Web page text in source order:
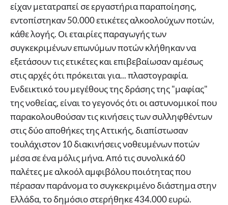
είχαν μετατραπεί σε εργαστήρια παραποίησης,
εντοπίστηκαν 50.000 ετικέτες αλκοολούχων ποτών,
κάθε λογής. Οι εταιρίες παραγωγής των
συγκεκριμένων επωνύμων ποτών κλήθηκαν να
εξετάσουν τις ετικέτες και επιβεβαίωσαν αμέσως
στις αρχές ότι πρόκειται για... πλαστογραφία.
Ενδεικτικό του μεγέθους της δράσης της "μαφίας"
της νοθείας, είναι το γεγονός ότι οι αστυνομικοί που
παρακολουθούσαν τις κινήσεις των συλληφθέντων
στις δύο αποθήκες της Αττικής, διαπίστωσαν
τουλάχιστον 10 διακινήσεις νοθευμένων ποτών
μέσα σε ένα μόλις μήνα. Από τις συνολικά 60
παλέτες με αλκοόλ αμφιβόλου ποιότητας που
πέρασαν παράνομα το συγκεκριμένο διάστημα στην
Ελλάδα, το δημόσιο στερήθηκε 434.000 ευρώ.